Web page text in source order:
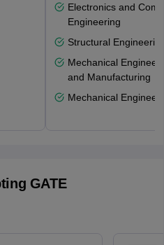
Electronics and
Engineering
Structural
Mechanical
and Manufacturing
Mechanical
GATE